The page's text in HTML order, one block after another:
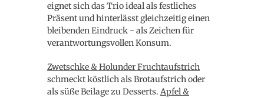
eignet sich das Trio ideal als festliches
Präsent und hinterlässt gleichzeitig einen
bleibenden Eindruck - als Zeichen für
verantwortungsvollen Konsum.
Zwetschke & Holunder Fruchtaufstrich
schmeckt köstlich als Brotaufstrich oder
als süße Beilage zu Desserts. Apfel &